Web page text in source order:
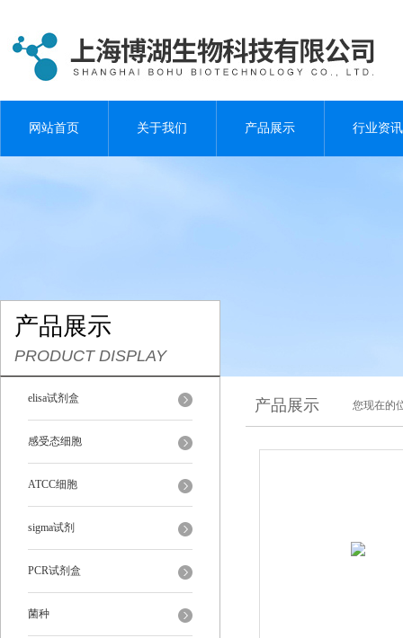
网站首页 关于我们 产品展示 行业资讯
产品展示
PRODUCT DISPLAY
elisa试剂盒
感受态细胞
ATCC细胞
sigma试剂
PCR试剂盒
菌种
产品展示 您现在的